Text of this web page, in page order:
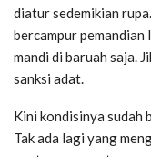
diatur sedemikian
bercampur pemandian
mandi di baruah saja.
sanksi adat.
Kini kondisinya sudah
Tak ada lagi yang